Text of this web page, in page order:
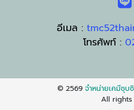
อีเมล :
โทรศัพท์ :
© 2569จำหน่ายเคมีชุบ
All rights